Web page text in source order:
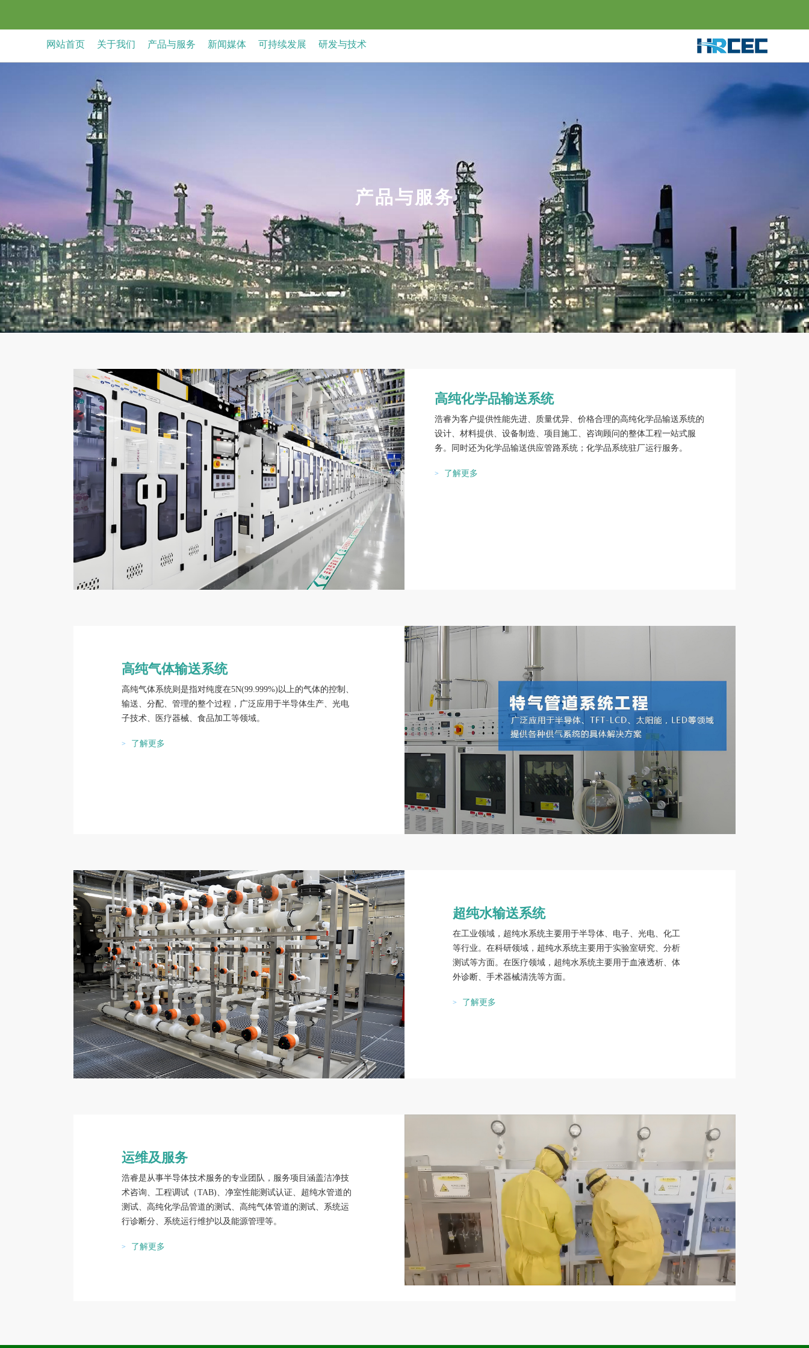
网站首页 关于我们 产品与服务 新闻媒体 可持续发展 研发与技术
产品与服务
高纯化学品输送系统
浩睿为客户提供性能先进、质量优异、价格合理的高纯化学品输送系统的
设计、材料提供、设备制造、项目施工、咨询顾问的整体工程一站式服
务。同时还为化学品输送供应管路系统；化学品系统驻厂运行服务。
了解更多
高纯气体输送系统
高纯气体系统则是指对纯度在5N(99.999%)以上的气体的控制、
输送、分配、管理的整个过程，广泛应用于半导体生产、光电
子技术、医疗器械、食品加工等领域。
了解更多
超纯水输送系统
在工业领域，超纯水系统主要用于半导体、电子、光电、化工
等行业。在科研领域，超纯水系统主要用于实验室研究、分析
测试等方面。在医疗领域，超纯水系统主要用于血液透析、体
外诊断、手术器械清洗等方面。
了解更多
运维及服务
浩睿是从事半导体技术服务的专业团队，服务项目涵盖洁净技
术咨询、工程调试（TAB)、净室性能测试认证、超纯水管道的
测试、高纯化学品管道的测试、高纯气体管道的测试、系统运
行诊断分、系统运行维护以及能源管理等。
了解更多